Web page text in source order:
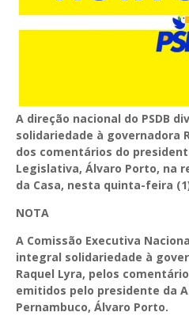
A direção nacional do PSDB
solidariedade à governadora
dos comentários do
Legislativa, Álvaro Porto, na
da Casa, nesta quinta-feira
NOTA
A Comissão Executiva
integral solidariedade à
Raquel Lyra, pelos
emitidos pelo presidente da
Pernambuco, Álvaro Porto.